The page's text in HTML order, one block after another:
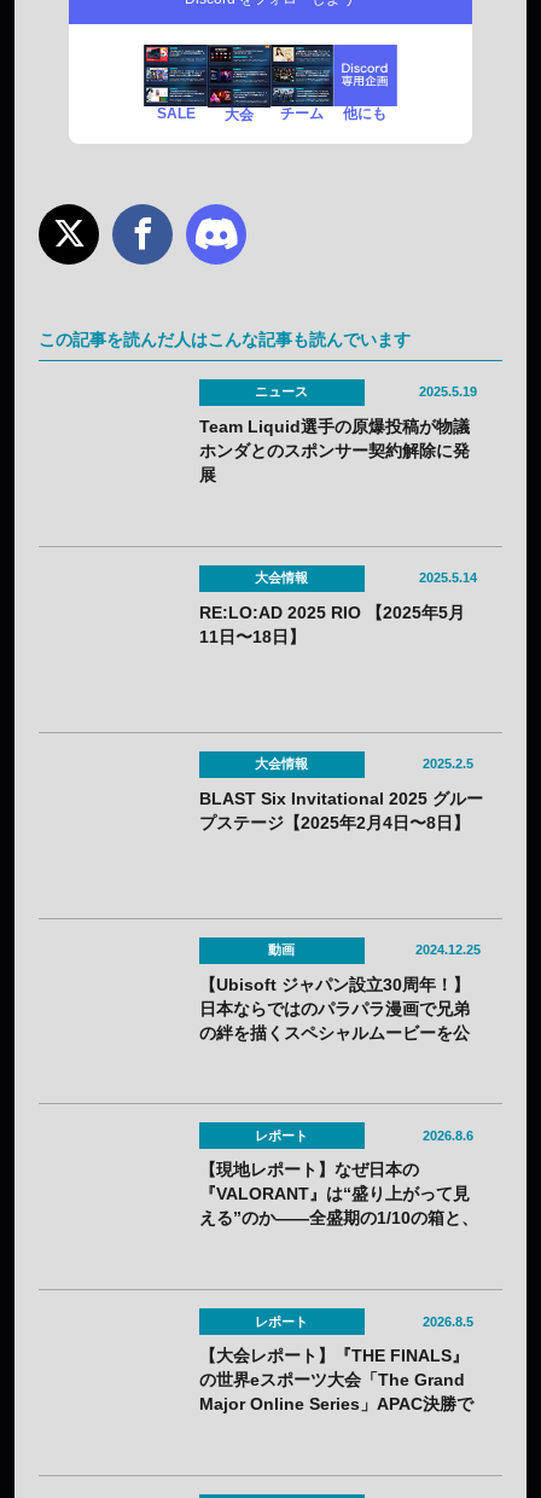
SALE 大会 チーム 他にも
この記事を読んだ人はこんな記事も読んでいます
ニュース 2025.5.19
Team Liquid選手の原爆投稿が物議
ホンダとのスポンサー契約解除に発
展
大会情報 2025.5.14
RE:LO:AD 2025 RIO 【2025年5月
11日〜18日】
大会情報 2025.2.5
BLAST Six Invitational 2025 グルー
プステージ【2025年2月4日〜8日】
動画 2024.12.25
【Ubisoft ジャパン設立30周年！】
日本ならではのパラパラ漫画で兄弟
の絆を描くスペシャルムービーを公
レポート 2026.8.6
【現地レポート】なぜ日本の
『VALORANT』は“盛り上がって見
える”のか——全盛期の1/10の箱と、
レポート 2026.8.5
【大会レポート】『THE FINALS』
の世界eスポーツ大会「The Grand
Major Online Series」APAC決勝で